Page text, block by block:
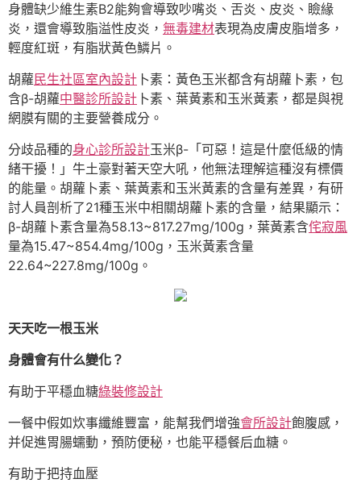
身體缺少維生素B2能夠會導致吵嘴炎、舌炎、皮炎、瞼緣
炎，還會導致脂溢性皮炎， 無毒建材表現為皮膚皮脂增多，
輕度紅斑，有脂狀黃色鱗片。
胡蘿 民生社區室內設計 卜素：黃色玉米都含有胡蘿卜素，包
含β-胡蘿中醫診所設計 卜素、葉黃素和玉米黃素，都是與視
網膜有關的主要營養成分。
分歧品種的身心診所設計玉米β-「可惡！這是什麼低級的情
緒干擾！」牛土豪對著天空大吼，他無法理解這種沒有標價
的能量。胡蘿卜素、葉黃素和玉米黃素的含量有差異，有研
討人員剖析了21種玉米中相關胡蘿卜素的含量，結果顯示：
β-胡蘿卜素含量為58.13~817.27mg/100g，葉黃素含侘寂風
量為15.47~854.4mg/100g，玉米黃素含量
22.64~227.8mg/100g。
天天吃一根玉米
身體會有什么變化？
有助于平穩血糖綠裝修設計
一餐中假如炊事纖維豐富，能幫我們增強會所設計飽腹感，
并促進胃腸蠕動，預防便秘，也能平穩餐后血糖。
有助于把持血壓